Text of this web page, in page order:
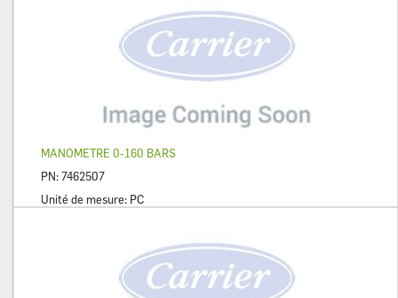
MANOMETRE 0-160 BARS
PN:7462507
Unité de mesure: PC